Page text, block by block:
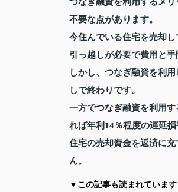
不要な点があります。
今住んでいる住宅を売却
引っ越しが必要で費用と手
しかし、つなぎ融資を利
しで終わりです。
一方でつなぎ融資を利用
れば年利14％程度の遅延損
住宅の売却資金を返済に
ん。
▼この記事も読まれています